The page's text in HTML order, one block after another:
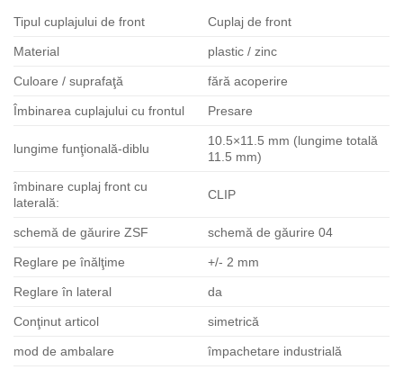
Tipul cuplajului de front Cuplaj de front
Material plastic / zinc
Culoare / suprafaţă fără acoperire
Îmbinarea cuplajului cu frontul Presare
lungime funţională-diblu
10.5×11.5 mm (lungime totală
11.5 mm)
îmbinare cuplaj front cu
laterală:
CLIP
schemă de găurire ZSF schemă de găurire 04
Reglare pe înălţime +/- 2 mm
Reglare în lateral da
Conţinut articol simetrică
mod de ambalare împachetare industrială